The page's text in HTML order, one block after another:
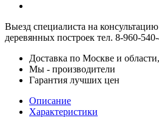
Выезд специалиста на
деревянных построек тел. 8-960-
Доставка по Москве и
Мы - производители
Гарантия лучших цен
Описание
Характеристики